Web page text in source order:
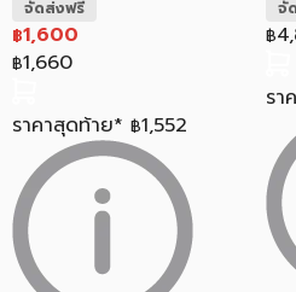
จัดส่งฟรี
฿1,600
฿1,660
ราคาสุดท้าย* ฿1,552
จั
฿
รา